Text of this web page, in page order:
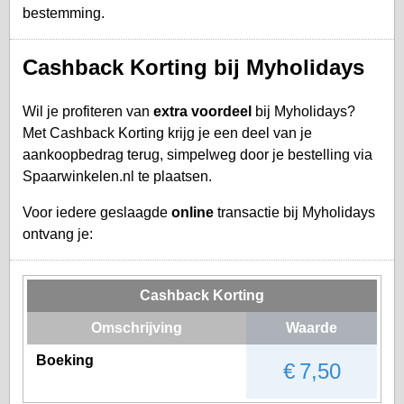
bestemming.
Cashback Korting bij Myholidays
Wil je profiteren van extra voordeel bij Myholidays?
Met Cashback Korting krijg je een deel van je
aankoopbedrag terug, simpelweg door je bestelling via
Spaarwinkelen.nl te plaatsen.
Voor iedere geslaagde online transactie bij Myholidays
ontvang je:
Cashback Korting
Omschrijving Waarde
Boeking € 7,50